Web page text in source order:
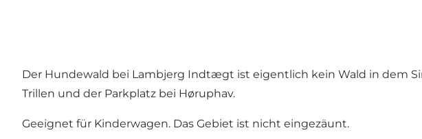
Der Hundewald bei Lambjerg Indtægt ist eigentlich kein Wald in dem
Trillen und der Parkplatz bei Høruphav.
Geeignet für Kinderwagen. Das Gebiet ist nicht eingezäunt.